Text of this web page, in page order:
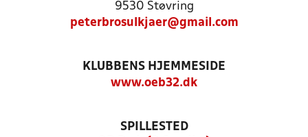
9530 Støvring
peterbrosulkjaer@gmail.com
KLUBBENS HJEMMESIDE
www.oeb32.dk
SPILLESTED